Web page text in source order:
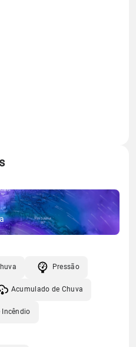
Pressão
Acumulado de Chuva
Incêndio